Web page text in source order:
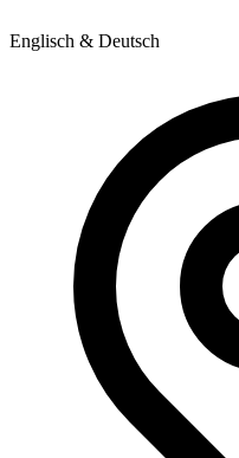
Englisch & Deutsch